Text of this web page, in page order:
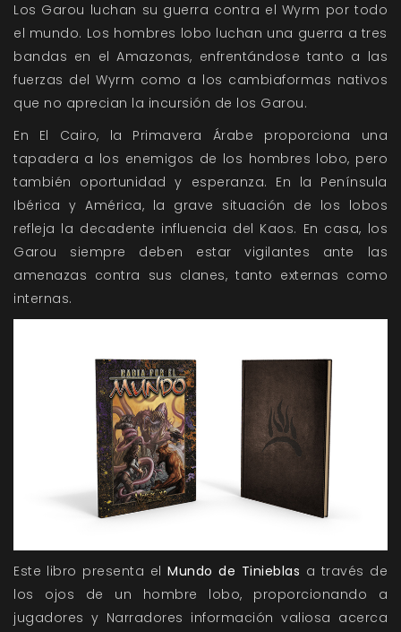
Los Garou luchan su guerra contra el Wyrm por todo
el mundo. Los hombres lobo luchan una guerra a tres
bandas en el Amazonas, enfrentándose tanto a las
fuerzas del Wyrm como a los cambiaformas nativos
que no aprecian la incursión de los Garou.
En El Cairo, la Primavera Árabe proporciona una
tapadera a los enemigos de los hombres lobo, pero
también oportunidad y esperanza. En la Península
Ibérica y América, la grave situación de los lobos
refleja la decadente influencia del Kaos. En casa, los
Garou siempre deben estar vigilantes ante las
amenazas contra sus clanes, tanto externas como
internas.
Este libro presenta elMundo de Tinieblas a través de
los ojos de un hombre lobo, proporcionando a
jugadores y Narradores información valiosa acerca